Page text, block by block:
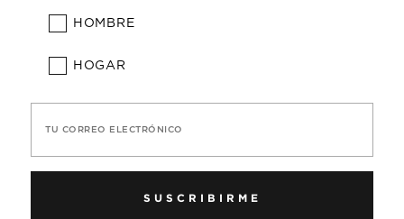
HOMBRE
HOGAR
TU CORREO ELECTRÓNICO
SUSCRIBIRME